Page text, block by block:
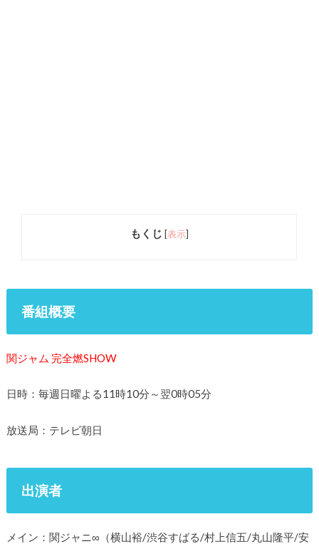
もくじ [表示]
番組概要
関ジャム 完全燃SHOW
日時：毎週日曜よる11時10分～翌0時05分
放送局：テレビ朝日
出演者
メイン：関ジャニ∞（横山裕/渋谷すばる/村上信五/丸山隆平/安